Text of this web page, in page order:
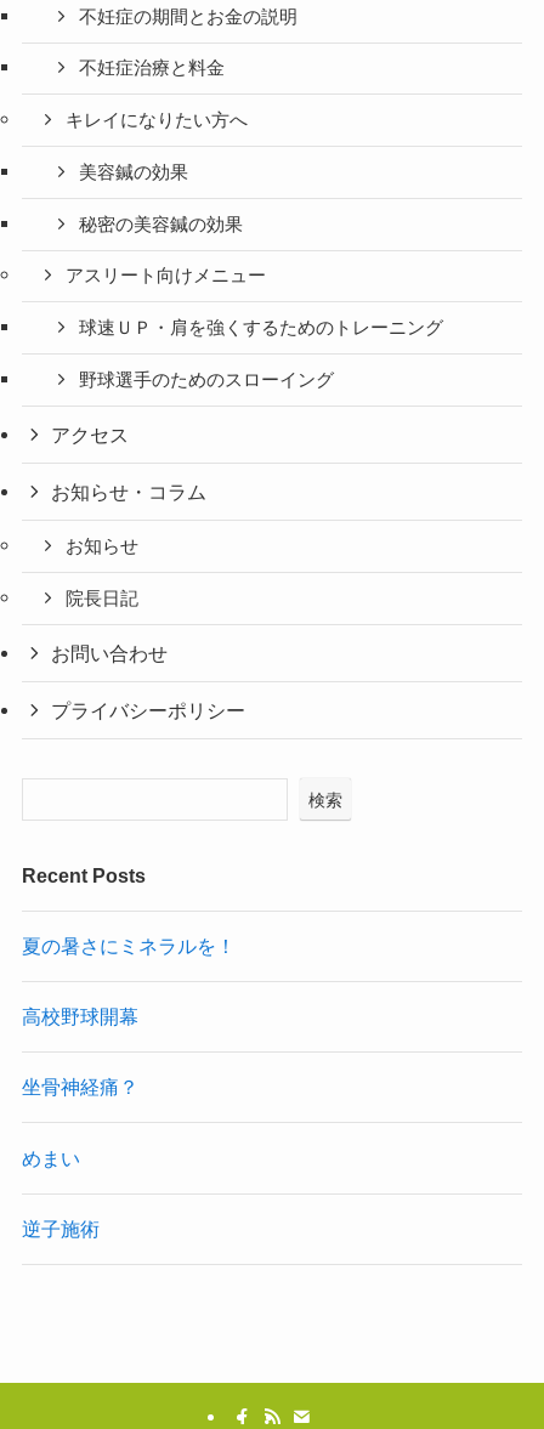
不妊症の期間とお金の説明
不妊症治療と料金
キレイになりたい方へ
美容鍼の効果
秘密の美容鍼の効果
アスリート向けメニュー
球速ＵＰ・肩を強くするためのトレーニング
野球選手のためのスローイング
アクセス
お知らせ・コラム
お知らせ
院長日記
お問い合わせ
プライバシーポリシー
検索
Recent Posts
夏の暑さにミネラルを！
高校野球開幕
坐骨神経痛？
めまい
逆子施術